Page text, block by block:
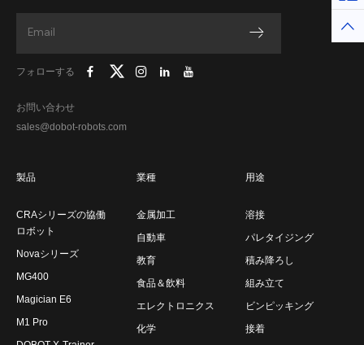
フォローする
お問い合わせ
sales@dobot-robots.com
製品
CRAシリーズの協働
ロボット
Novaシリーズ
MG400
Magician E6
M1 Pro
業種
金属加工
自動車
教育
食品＆飲料
エレクトロニクス
化学
用途
溶接
パレタイジング
積み降ろし
組み立て
ビンピッキング
接着
ト